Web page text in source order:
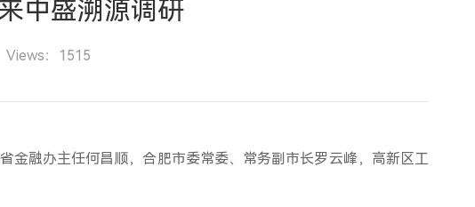
中盛溯源调研
Views：1515
金融办主任何昌顺，合肥市委常委、常务副市长罗云峰，高新区工